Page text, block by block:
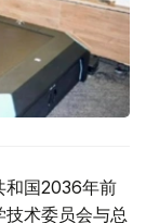
和国2036年前
术委员会与总